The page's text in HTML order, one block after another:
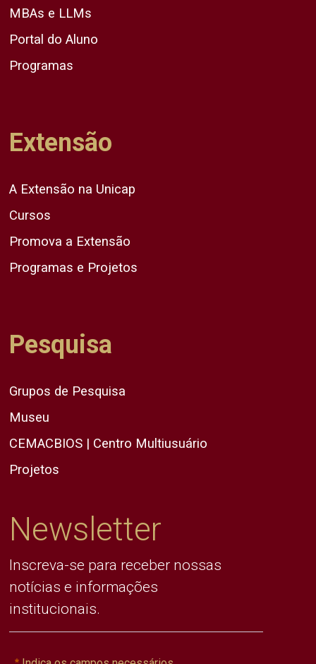
MBAs e LLMs
Portal do Aluno
Programas
Extensão
A Extensão na Unicap
Cursos
Promova a Extensão
Programas e Projetos
Pesquisa
Grupos de Pesquisa
Museu
CEMACBIOS | Centro Multiusuário
Projetos
Newsletter
Inscreva-se para receber nossas
notícias e informações
institucionais.